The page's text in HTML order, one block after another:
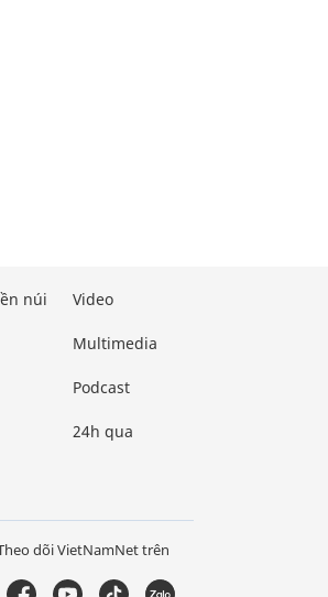
núi Video
Multimedia
Podcast
24h qua
dõi VietNamNet trên